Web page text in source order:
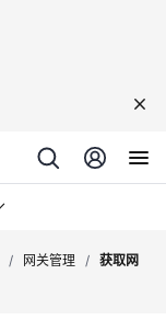
/ 网关管理 / 获取网